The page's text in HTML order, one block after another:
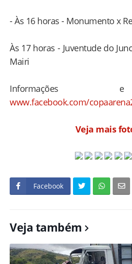
- Às 16 horas - Monumento x
Às 17 horas - Juventude do
Mairi
www.facebook.com/
Veja mais
Facebook
Veja também